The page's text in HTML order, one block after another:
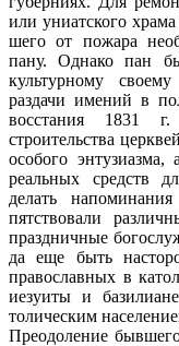
или униатского
шего от пожара
пану. Однако пан
культурному
раздачи имений в
восстания 1831
строительства
особого
реальных средств
делать
пятствовали
праздничные
да еще быть
православных в
иезуиты и
толическим
Преодоление